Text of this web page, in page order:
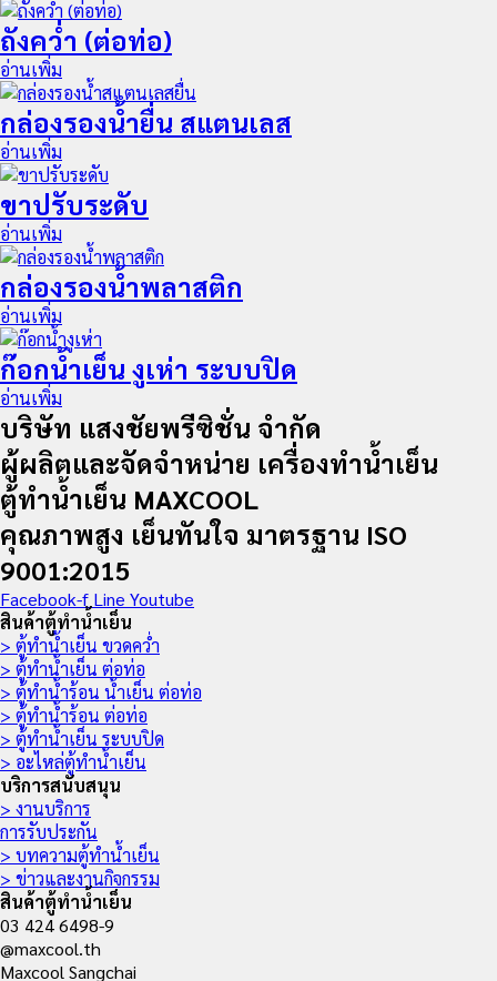
ถังคว่ำ (ต่อท่อ)
อ่านเพิ่ม
กล่องรองน้ำยื่น สแตนเลส
อ่านเพิ่ม
ขาปรับระดับ
อ่านเพิ่ม
กล่องรองน้ำพลาสติก
อ่านเพิ่ม
ก๊อกน้ำเย็น งูเห่า ระบบปิด
อ่านเพิ่ม
บริษัท แสงชัยพรีซิชั่น จำกัด
ผู้ผลิตและจัดจำหน่าย เครื่องทำน้ำเย็น
ตู้ทำน้ำเย็น MAXCOOL
คุณภาพสูง เย็นทันใจ มาตรฐาน ISO
9001:2015
Facebook-f Line Youtube
สินค้าตู้ทำน้ำเย็น
> ตู้ทำน้ำเย็น ขวดคว่ำ
> ตู้ทำน้ำเย็น ต่อท่อ
> ตู้ทำน้ำร้อน น้ำเย็น ต่อท่อ
> ตู้ทำน้ำร้อน ต่อท่อ
> ตู้ทำน้ำเย็น ระบบปิด
> อะไหล่ตู้ทำน้ำเย็น
บริการสนับสนุน
> งานบริการ
การรับประกัน
> บทความตู้ทำน้ำเย็น
> ข่าวและงานกิจกรรม
สินค้าตู้ทำน้ำเย็น
03 424 6498-9
@maxcool.th
Maxcool Sangchai